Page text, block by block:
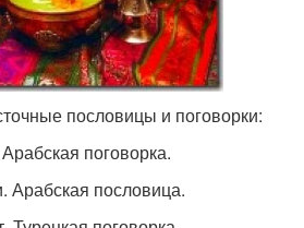
пословицы и поговорки:
поговорка.
Арабская пословица.